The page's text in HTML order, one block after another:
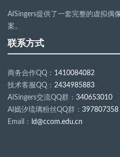
AISingers提供了一套完整的虚拟偶
案。
联系方式
商务合作QQ： 1410084082
技术客服QQ： 2434985883
AISingers交流QQ群： 340653010
AI嫣汐琉璃粉丝QQ群： 397807358
Email：
ld@ccom.edu.cn